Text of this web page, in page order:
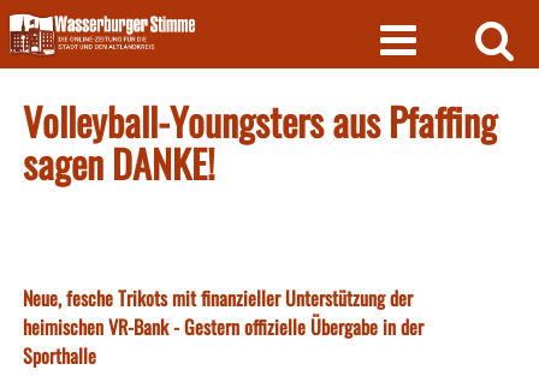
Skip
to
content
Volleyball-Youngsters aus Pfaffing
sagen DANKE!
Neue, fesche Trikots mit finanzieller Unterstützung der
heimischen VR-Bank - Gestern offizielle Übergabe in der
Sporthalle